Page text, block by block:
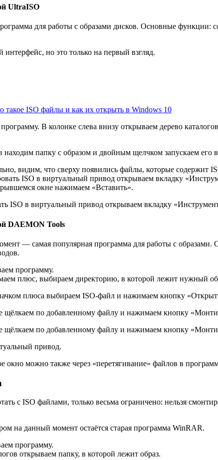
UltraISO
для работы с образами дисков. Основные функции:
но это только на первый взгляд.
такое ISO файлы и как их открыть в Windows 10
В колонке слева внизу открываем дерево
находим папку с образом и двойным щелчком запускаем его
видим, что сверху появились файлы, которые
ISO в виртуальный привод открываем вкладку
окне нажимаем «Вставить».
ISO в виртуальный привод открываем вкладку
DAEMON Tools
— самая популярная программа для работы с
программу.
плюс, выбираем директорию, в которой лежит нужный
плюса выбираем ISO-файл и нажимаем кнопку
щёлкаем по добавленному файлу и нажимаем кнопку
щёлкаем по добавленному файлу и нажимаем кнопку
привод.
окно можно также через «перетягивание» файлов в
с ISO файлами, только весьма ограничено: нельзя
на данный момент остаётся старая программа WinRAR.
программу.
открываем папку, в которой лежит образ.